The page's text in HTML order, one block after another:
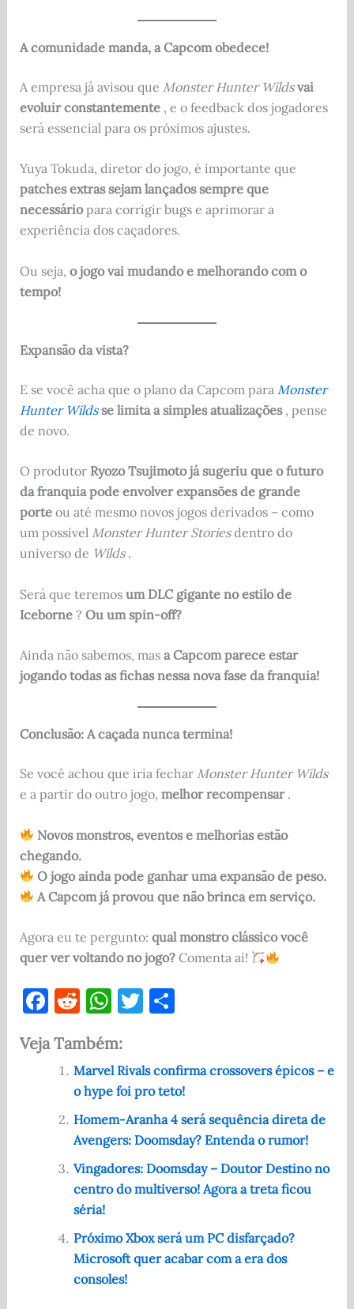
A comunidade manda, a Capcom obedece!
A empresa já avisou que Monster Hunter Wilds vai
evoluir constantemente, e o feedback dos jogadores
será essencial para os próximos ajustes.
Yuya Tokuda, diretor do jogo, é importante que
patches extras sejam lançados sempre que
necessáriopara corrigir bugs e aprimorar a
experiência dos caçadores.
Ou seja, o jogo vai mudando e melhorando com o
tempo!
Expansão da vista?
E se você acha que o plano da Capcom para Monster
Hunter Wilds se limita a simples atualizações, pense
de novo.
O produtor Ryozo Tsujimoto já sugeriu que o futuro
da franquia pode envolver expansões de grande
porteou até mesmo novos jogos derivados – como
um possível Monster Hunter Storiesdentro do
universo de Wilds.
Será que teremos um DLC gigante no estilo de
Iceborne? Ou um spin-off?
Ainda não sabemos, mas a Capcom parece estar
jogando todas as fichas nessa nova fase da franquia!
Conclusão: A caçada nunca termina!
Se você achou que iria fechar Monster Hunter Wilds
e a partir do outro jogo, melhor recompensar.
Novos monstros, eventos e melhorias estão
chegando.
O jogo ainda pode ganhar uma expansão de peso.
A Capcom já provou que não brinca em serviço.
Agora eu te pergunto: qual monstro clássico você
quer ver voltando no jogo?Comenta aí!
F
c
e
o
k
R
d
di
t
W
at
s
A
p
p
T
te
r
S
e
Veja Também:
Marvel Rivals confirma crossovers épicos – e
o hype foi pro teto!
Homem-Aranha 4 será sequência direta de
Avengers: Doomsday? Entenda o rumor!
Vingadores: Doomsday – Doutor Destino no
centro do multiverso! Agora a treta ficou
séria!
Próximo Xbox será um PC disfarçado?
Microsoft quer acabar com a era dos
consoles!